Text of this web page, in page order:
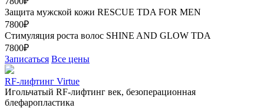
Защита мужской кожи RESCUE TDA FOR MEN
7800₽
Стимуляция роста волос SHINE AND GLOW TDA
7800₽
Записаться Все цены
RF-лифтинг Virtue
Игольчатый RF-лифтинг век, безоперационная
блефаропластика